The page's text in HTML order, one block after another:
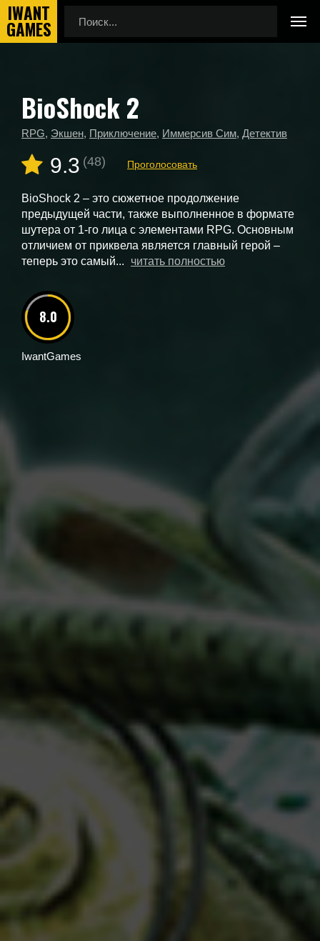
Главная
Новые игры
BioShock 2
BioShock 2
RPG, Экшен, Приключение, Иммерсив Сим, Детектив
9.3 (48) Проголосовать
BioShock 2 – это сюжетное продолжение
предыдущей части, также выполненное в формате
шутера от 1-го лица с элементами RPG. Основным
отличием от приквела является главный герой –
теперь это самый...
читать полностью
8.0
IwantGames